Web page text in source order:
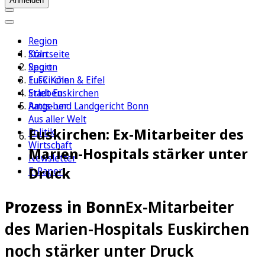
Region
Köln
Sport
1. FC Köln
Erleben
Ratgeber
Aus aller Welt
Politik
Wirtschaft
Newsletter
E-Paper
Startseite
Region
Euskirchen & Eifel
Stadt Euskirchen
Amts- und Landgericht Bonn
Euskirchen: Ex-Mitarbeiter des
Marien-Hospitals stärker unter
Druck
Prozess in BonnEx-Mitarbeiter
des Marien-Hospitals Euskirchen
noch stärker unter Druck